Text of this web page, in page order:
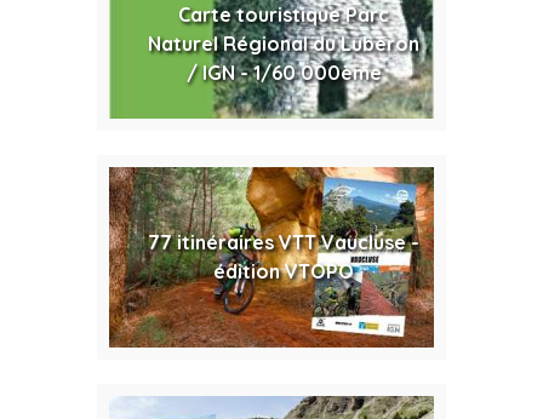
Carte touristique Parc
Naturel Régional du Luberon
/ IGN - 1/60 000ème
77 itinéraires VTT Vaucluse -
édition VTOPO